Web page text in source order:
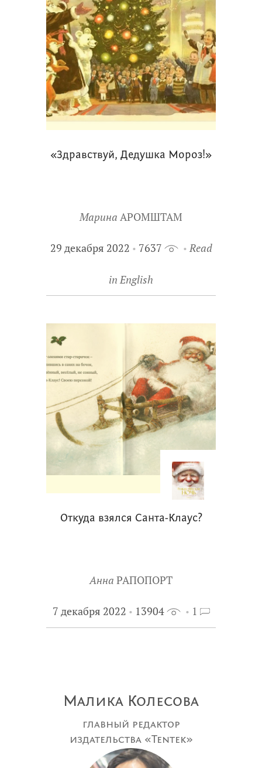
«Здравствуй, Дедушка Мороз!»
Марина АРОМШТАМ
29 декабря 2022 7637 Read
in English
Откуда взялся Санта-Клаус?
Анна РАПОПОРТ
7 декабря 2022 13904 1
Малика Колесова
главный редактор
издательства «Tentek»